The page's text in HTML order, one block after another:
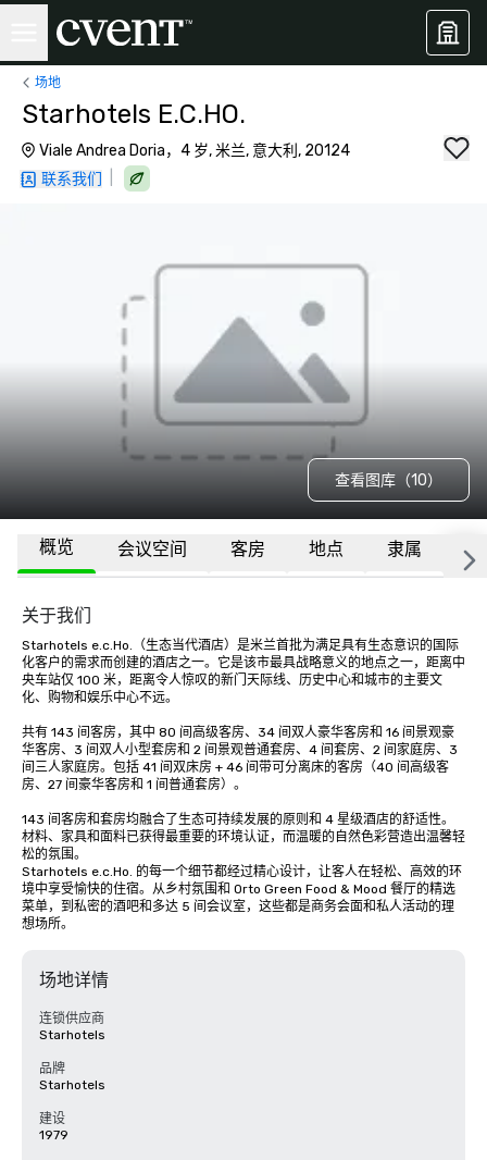
场地
Starhotels E.C.HO.
Viale Andrea Doria，4 岁, 米兰, 意大利, 20124
联系我们
查看图库（10）
概览 会议空间 客房 地点 隶属 更
关于我们
Starhotels e.c.Ho.（生态当代酒店）是米兰首批为满足具有生态意识的国际
化客户的需求而创建的酒店之一。它是该市最具战略意义的地点之一，距离中
央车站仅 100 米，距离令人惊叹的新门天际线、历史中心和城市的主要文
化、购物和娱乐中心不远。
共有 143 间客房，其中 80 间高级客房、34 间双人豪华客房和 16 间景观豪
华客房、3 间双人小型套房和 2 间景观普通套房、4 间套房、2 间家庭房、3
间三人家庭房。包括 41 间双床房 + 46 间带可分离床的客房（40 间高级客
房、27 间豪华客房和 1 间普通套房）。
143 间客房和套房均融合了生态可持续发展的原则和 4 星级酒店的舒适性。
材料、家具和面料已获得最重要的环境认证，而温暖的自然色彩营造出温馨轻
松的氛围。
Starhotels e.c.Ho. 的每一个细节都经过精心设计，让客人在轻松、高效的环
境中享受愉快的住宿。从乡村氛围和 Orto Green Food & Mood 餐厅的精选
菜单，到私密的酒吧和多达 5 间会议室，这些都是商务会面和私人活动的理
想场所。
场地详情
连锁供应商
Starhotels
品牌
Starhotels
建设
1979